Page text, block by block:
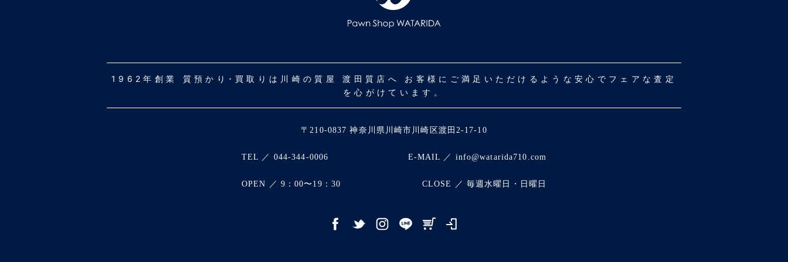
1962年創業 質預かり･買取りは川崎の質屋 渡田質店へ お客様にご満足いただけるような安心でフェアな査定
を心がけています。
〒210-0837 神奈川県川崎市川崎区渡田2-17-10
TEL ／ 044-344-0006 E-MAIL ／ info@watarida710.com
OPEN ／ 9：00〜19：30 CLOSE ／ 毎週水曜日・日曜日